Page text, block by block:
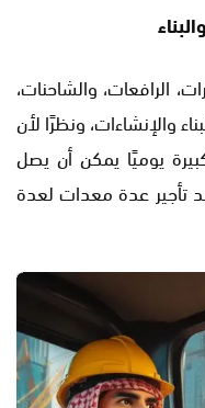
الرافعات، والشاحنات،
والإنشاءات، ونظرًا لأن
يوميًا يمكن أن يصل
يوميًا عند تأجير عدة معدات لعدة